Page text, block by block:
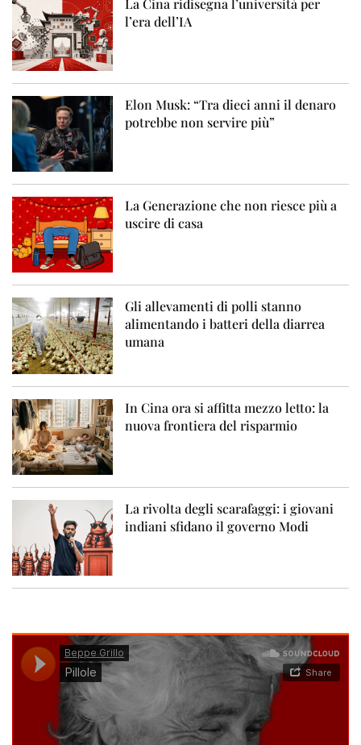
La Cina ridisegna l’università per
l’era dell’IA
Elon Musk: “Tra dieci anni il denaro
potrebbe non servire più”
La Generazione che non riesce più a
uscire di casa
Gli allevamenti di polli stanno
alimentando i batteri della diarrea
umana
In Cina ora si affitta mezzo letto: la
nuova frontiera del risparmio
La rivolta degli scarafaggi: i giovani
indiani sfidano il governo Modi